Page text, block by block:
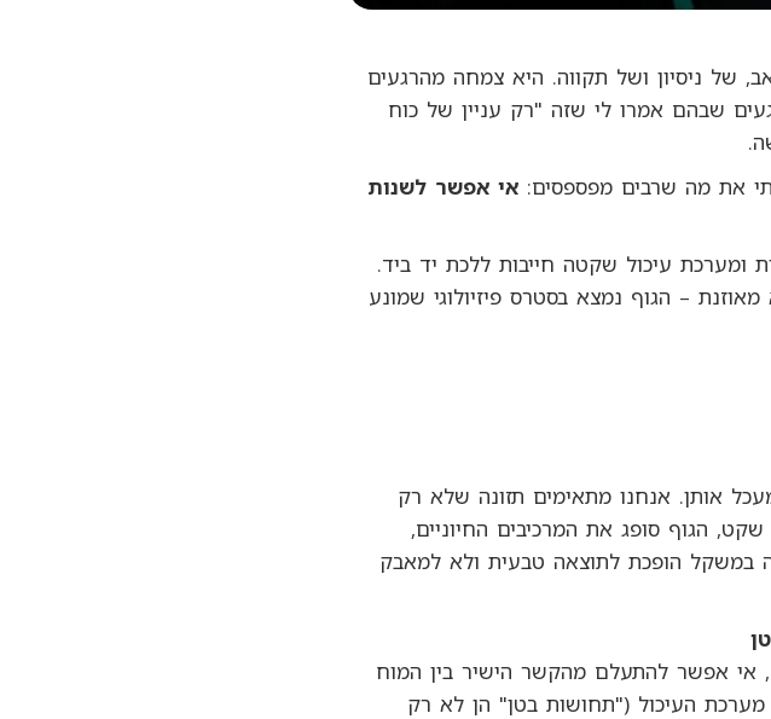
של ניסיון ושל תקווה. היא צמחה מהרגעים
שבהם אמרו לי שזה "רק עניין של כוח
את מה שרבים מפספסים:אי אפשר לשנות
ומערכת עיכול שקטה חייבות ללכת יד ביד.
– הגוף נמצא בסטרס פיזיולוגי שמונע
אותן. אנחנו מתאימים תזונה שלא רק
הגוף סופג את המרכיבים החיוניים,
במשקל הופכת לתוצאה טבעית ולא למאבק
אי אפשר להתעלם מהקשר הישיר בין המוח
העיכול ("תחושות בטן" הן לא רק